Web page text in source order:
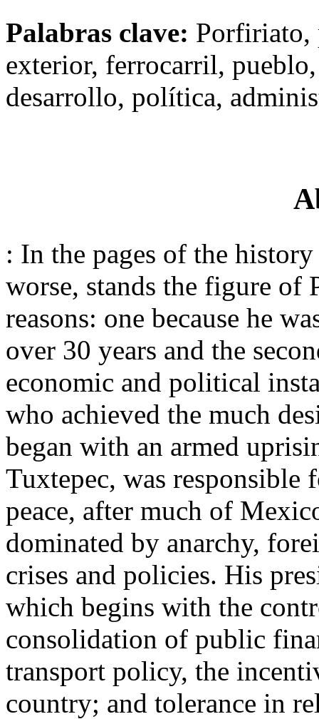
Palabras clave: Porfiriato,
exterior, ferrocarril,
desarrollo, política,
: In the pages of the
worse, stands the figure
reasons: one because he
over 30 years and the
economic and political
who achieved the much
began with an armed
Tuxtepec, was responsible
peace, after much of
dominated by anarchy,
crises and policies. His
which begins with the
consolidation of public
transport policy, the
country; and tolerance in